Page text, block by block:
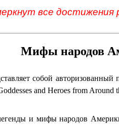
все достижения
Мифы народов
собой
and Heroes from Around
и мифы народов